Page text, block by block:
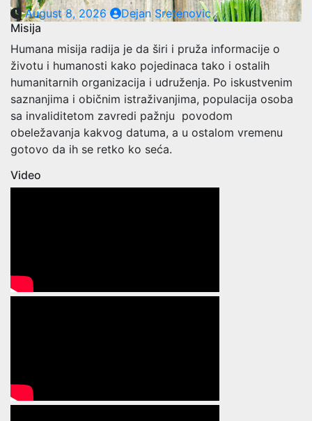
August 8, 2026
Dejan Sretenovic
Misija
Humana misija radija je da širi i pruža informacije o
životu i humanosti kako pojedinaca tako i ostalih
humanitarnih organizacija i udruženja. Po iskustvenim
saznanjima i običnim istraživanjima, populacija osoba
sa invaliditetom zavredi pažnju povodom
obeležavanja kakvog datuma, a u ostalom vremenu
gotovo da ih se retko ko seća.
Video